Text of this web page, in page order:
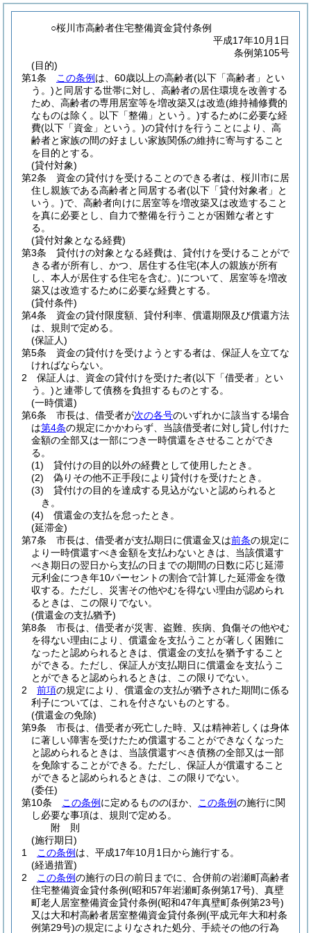
○桜川市高齢者住宅整備資金貸付条例
平成17年10月1日
条例第105号
(目的)
第1条
この条例 は、60歳以上の高齢者(以下「高齢者」とい
う。)と同居する世帯に対し、高齢者の居住環境を改善する
ため、高齢者の専用居室等を増改築又は改造(維持補修費的
なものは除く。以下「整備」という。)するために必要な経
費(以下「資金」という。)の貸付けを行うことにより、高
齢者と家族の間の好ましい家族関係の維持に寄与すること
を目的とする。
(貸付対象)
第2条
資金の貸付けを受けることのできる者は、桜川市に居
住し親族である高齢者と同居する者(以下「貸付対象者」と
いう。)で、高齢者向けに居室等を増改築又は改造すること
を真に必要とし、自力で整備を行うことが困難な者とす
る。
(貸付対象となる経費)
第3条
貸付けの対象となる経費は、貸付けを受けることがで
きる者が所有し、かつ、居住する住宅(本人の親族が所有
し、本人が居住する住宅を含む。)について、居室等を増改
築又は改造するために必要な経費とする。
(貸付条件)
第4条
資金の貸付限度額、貸付利率、償還期限及び償還方法
は、規則で定める。
(保証人)
第5条
資金の貸付けを受けようとする者は、保証人を立てな
ければならない。
2
保証人は、資金の貸付けを受けた者(以下「借受者」とい
う。)と連帯して債務を負担するものとする。
(一時償還)
第6条
市長は、借受者が次の各号のいずれかに該当する場合
は第4条の規定にかかわらず、当該借受者に対し貸し付けた
金額の全部又は一部につき一時償還をさせることができ
る。
(1)
貸付けの目的以外の経費として使用したとき。
(2)
偽りその他不正手段により貸付けを受けたとき。
(3)
貸付けの目的を達成する見込がないと認められると
き。
(4)
償還金の支払を怠ったとき。
(延滞金)
第7条
市長は、借受者が支払期日に償還金又は前条の規定に
より一時償還すべき金額を支払わないときは、当該償還す
べき期日の翌日から支払の日までの期間の日数に応じ延滞
元利金につき年10パーセントの割合で計算した延滞金を徴
収する。 ただし、災害その他やむを得ない理由が認められ
るときは、この限りでない。
(償還金の支払猶予)
第8条
市長は、借受者が災害、盗難、疾病、負傷その他やむ
を得ない理由により、償還金を支払うことが著しく困難に
なったと認められるときは、償還金の支払を猶予すること
ができる。 ただし、保証人が支払期日に償還金を支払うこ
とができると認められるときは、この限りでない。
2
前項の規定により、償還金の支払が猶予された期間に係る
利子については、これを付さないものとする。
(償還金の免除)
第9条
市長は、借受者が死亡した時、又は精神若しくは身体
に著しい障害を受けたため償還することができなくなった
と認められるときは、当該償還すべき債務の全部又は一部
を免除することができる。 ただし、保証人が償還すること
ができると認められるときは、この限りでない。
(委任)
第10条
この条例 に定めるもののほか、 この条例の施行に関
し必要な事項は、規則で定める。
附 則
(施行期日)
1
この条例 は、平成17年10月1日から施行する。
(経過措置)
2
この条例の施行の日の前日までに、合併前の岩瀬町高齢者
住宅整備資金貸付条例(昭和57年岩瀬町条例第17号) 、真壁
町老人居室整備資金貸付条例(昭和47年真壁町条例第23号)
又は大和村高齢者居室整備資金貸付条例(平成元年大和村条
例第29号)の規定によりなされた処分、手続その他の行為